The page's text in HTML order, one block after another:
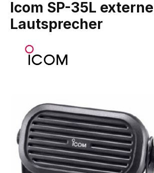
Icom SP-35L
Lautsprecher